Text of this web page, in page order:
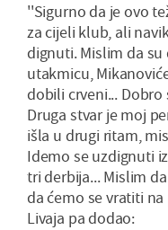
''Sigurno da je ovo
za cijeli klub, ali
dignuti. Mislim da
utakmicu,
dobili crveni...
Druga stvar je moj
išla u drugi ritam,
Idemo se uzdignuti
tri derbija... Mislim
da ćemo se vratiti
Livaja pa dodao: